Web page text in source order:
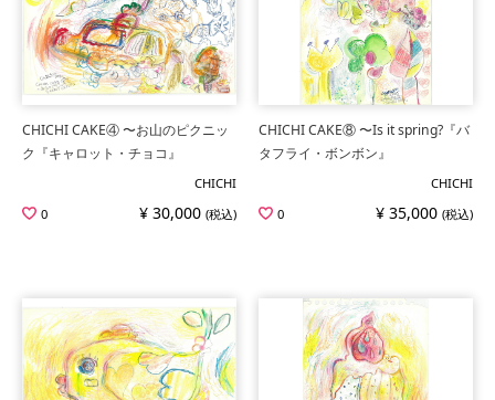
CHICHI CAKE④ 〜お山のピクニッ
ク『キャロット・チョコ』
CHICHI
0
¥ 30,000 (税込)
CHICHI CAKE⑧ 〜Is it spring?『バ
タフライ・ボンボン』
CHICHI
0
¥ 35,000 (税込)